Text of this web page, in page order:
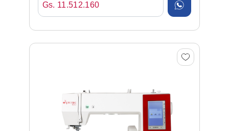
Gs. 11.512.160